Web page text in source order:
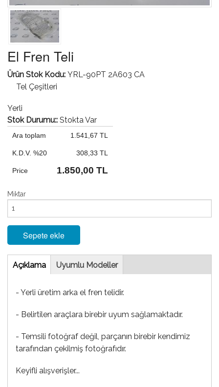
El Fren Teli
Ürün Stok Kodu: YRL-90PT 2A603 CA
Tel Çeşitleri
Yerli
Stok Durumu:: Stokta Var
Ara toplam 1.541,67 TL
K.D.V. %20 308,33 TL
Price 1.850,00 TL
Miktar
Sepete ekle
Tab
Açıklama(etkinUyumlu Modeller
- Yerli üretim arka el fren telidir.
- Belirtilen araçlara birebir uyum sağlamaktadır.
- Temsili fotoğraf değil, parçanın birebir kendimiz
tarafından çekilmiş fotoğrafıdır.
Keyifli alışverişler...